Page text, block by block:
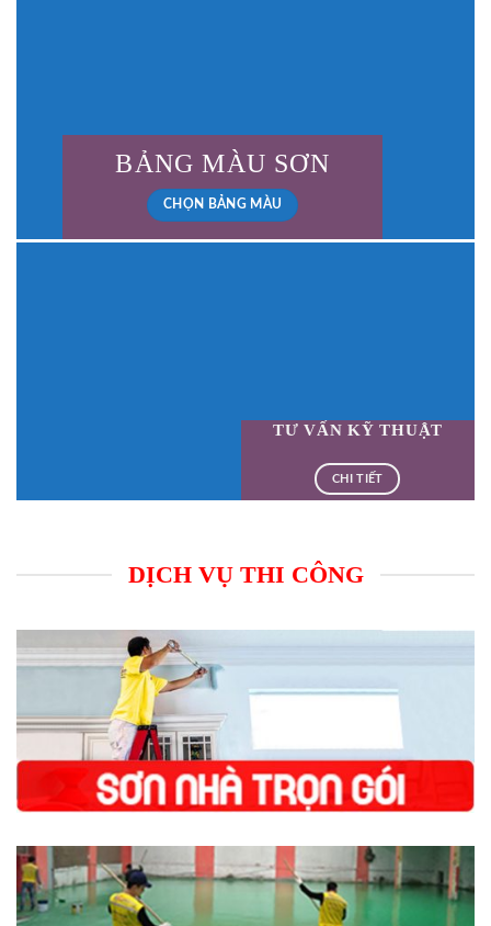
BẢNG MÀU SƠN
CHỌN BẢNG MÀU
TƯ VẤN KỸ THUẬT
CHI TIẾT
DỊCH VỤ THI CÔNG